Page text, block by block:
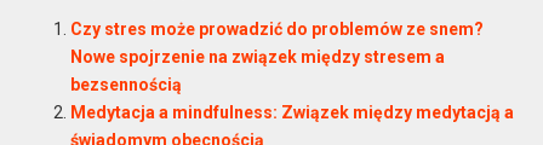
Czy stres może prowadzić do problemów ze snem?
Nowe spojrzenie na związek między stresem a
bezsennością
Medytacja a mindfulness: Związek między medytacją a
świadomym obecnością